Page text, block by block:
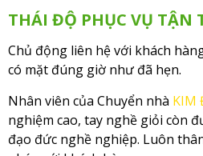
THÁI ĐỘ PHỤC VỤ TẬN
Chủ động liên hệ với khách
có mặt đúng giờ như đã hẹn.
Nhân viên của Chuyển nhà KIM
nghiệm cao, tay nghề giỏi còn
đạo đức nghề nghiệp. Luôn